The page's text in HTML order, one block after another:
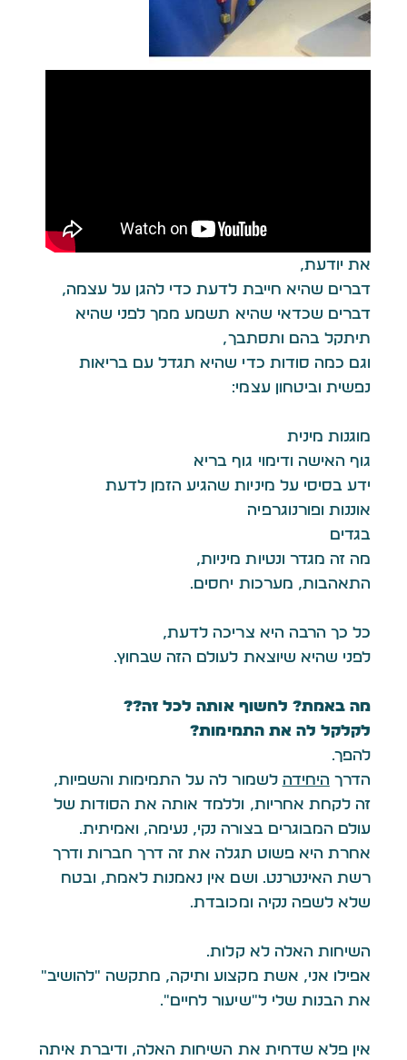
את יודעת,
דברים שהיא חייבת לדעת כדי להגן על עצמה,
דברים שכדאי שהיא תשמע ממך לפני שהיא
תיתקל בהם ותסתבך,
וגם כמה סודות כדי שהיא תגדל עם בריאות
נפשית וביטחון עצמי:
מוגנות מינית
גוף האישה ודימוי גוף בריא
ידע בסיסי על מיניות שהגיע הזמן לדעת
אוננות ופורנוגרפיה
בגדים
מה זה מגדר ונטיות מיניות,
התאהבות, מערכות יחסים…
כל כך הרבה היא צריכה לדעת,
לפני שהיא שיוצאת לעולם הזה שבחוץ.
מה באמת? לחשוף אותה לכל זה??
לקלקל לה את התמימות?
להפך.
הדרך היחידה לשמור לה על התמימות והשפיות,
זה לקחת אחריות, וללמד אותה את הסודות של
עולם המבוגרים בצורה נקי, נעימה, ואמיתית.
אחרת היא פשוט תגלה את זה דרך חברות ודרך
רשת האינטרנט. ושם אין נאמנות לאמת, ובטח
שלא לשפה נקיה ומכובדת.
השיחות האלה לא קלות…
אפילו אני, אשת מקצוע ותיקה, מתקשה ״להושיב״
את הבנות שלי ל״שיעור לחיים״.
אין פלא שדחית את השיחות האלה, ודיברת איתה